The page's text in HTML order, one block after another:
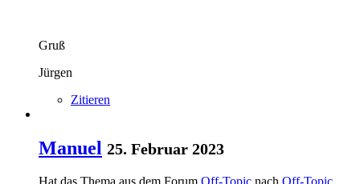
Gruß
Jürgen
Zitieren
Manuel 25. Februar 2023